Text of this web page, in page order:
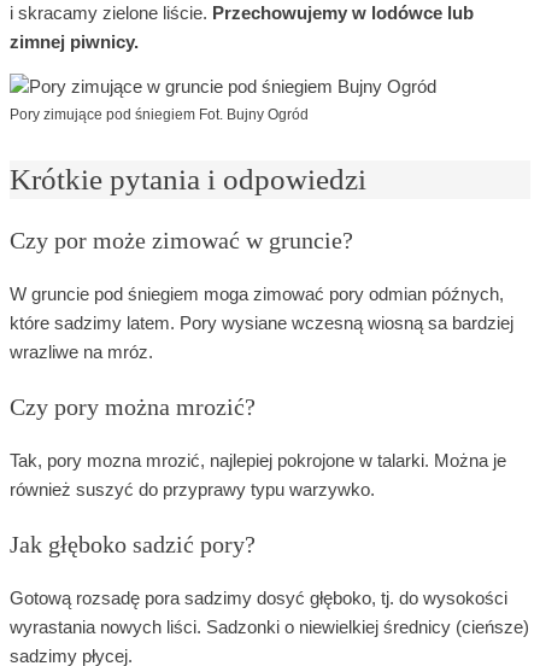
i skracamy zielone liście. Przechowujemy w lodówce lub
zimnej piwnicy.
Pory zimujące pod śniegiem Fot. Bujny Ogród
Krótkie pytania i odpowiedzi
Czy por może zimować w gruncie?
W gruncie pod śniegiem moga zimować pory odmian późnych,
które sadzimy latem. Pory wysiane wczesną wiosną sa bardziej
wrazliwe na mróz.
Czy pory można mrozić?
Tak, pory mozna mrozić, najlepiej pokrojone w talarki. Można je
również suszyć do przyprawy typu warzywko.
Jak głęboko sadzić pory?
Gotową rozsadę pora sadzimy dosyć głęboko, tj. do wysokości
wyrastania nowych liści. Sadzonki o niewielkiej średnicy (cieńsze)
sadzimy płycej.